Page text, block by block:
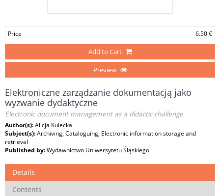
Price 6.50 €
Add to Cart
Preview
Elektroniczne zarządzanie dokumentacją jako
wyzwanie dydaktyczne
Electronic document management as a didactic challenge
Author(s):Alicja Kulecka
Subject(s):Archiving, Cataloguing, Electronic information storage and
retrieval
Published by:Wydawnictwo Uniwersytetu Śląskiego
Details
Contents